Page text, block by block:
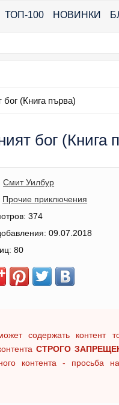
ТОП-100 НОВИНКИ
бог (Книга първа)
бог
Смит Уилбур
Прочие приключения
374
09.07.2018
80
содержать контент
СТРОГО
контента - просьба